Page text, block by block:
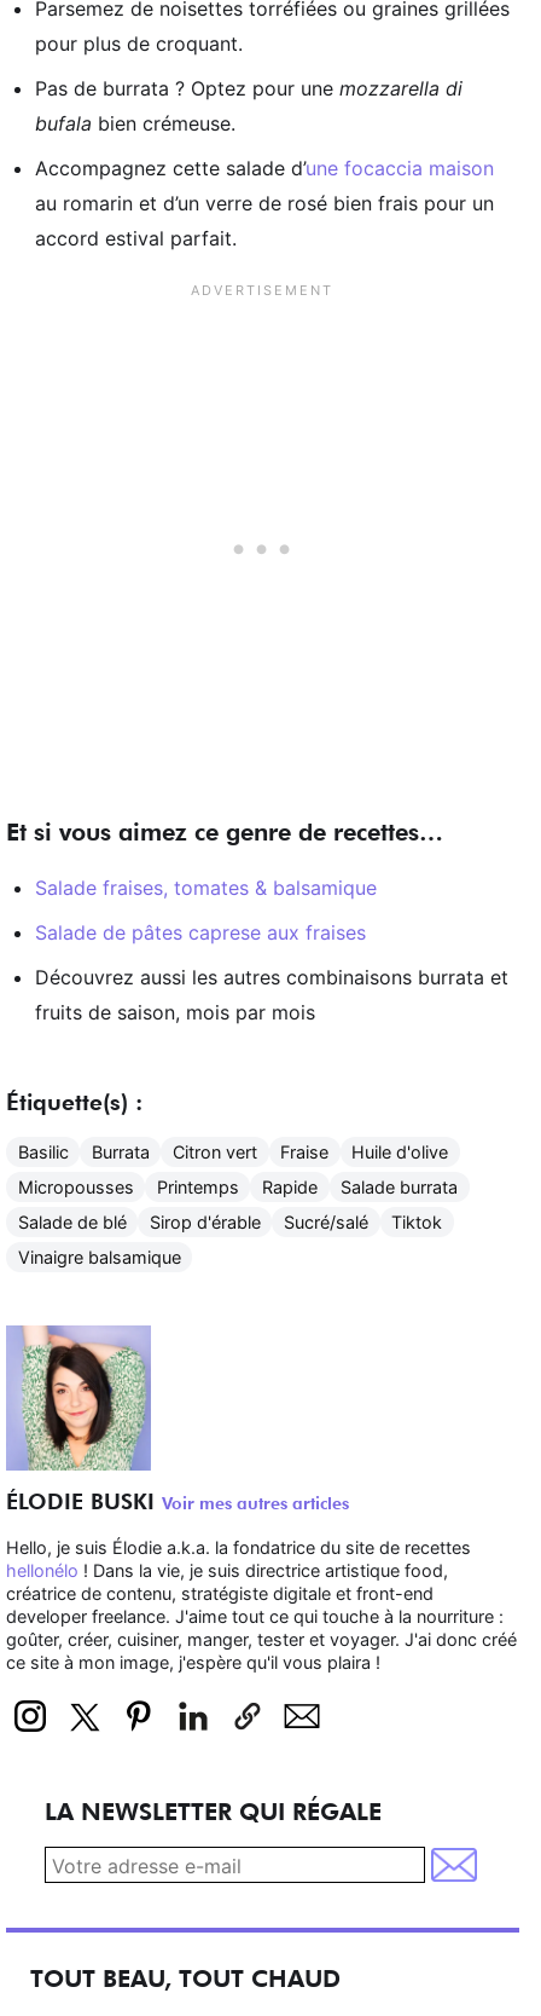
Parsemez de noisettes torréfiées ou graines grillées
pour plus de croquant.
Pas de burrata ? Optez pour une mozzarella di
bufala bien crémeuse.
Accompagnez cette salade d’une focaccia maison
au romarin et d’un verre de rosé bien frais pour un
accord estival parfait.
Et si vous aimez ce genre de recettes…
Salade fraises, tomates & balsamique
Salade de pâtes caprese aux fraises
Découvrez aussi les autres combinaisons burrata et
fruits de saison, mois par mois
Étiquette(s) :
Basilic Burrata Citron vert Fraise
Huile d'olive
Micropousses
Printemps Rapide
Salade burrata
Salade de blé
Sirop d'érable Sucré/salé
Tiktok
Vinaigre balsamique
ÉLODIE BUSKI Voir mes autres articles
Hello, je suis Élodie a.k.a. la fondatrice du site de recettes
hellonélo ! Dans la vie, je suis directrice artistique food,
créatrice de contenu, stratégiste digitale et front-end
developer freelance. J'aime tout ce qui touche à la nourriture :
goûter, créer, cuisiner, manger, tester et voyager. J'ai donc créé
ce site à mon image, j'espère qu'il vous plaira !
LA NEWSLETTER QUI RÉGALE
TOUT BEAU, TOUT CHAUD